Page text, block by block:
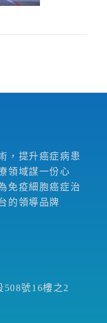
，提升癌症病患
領域謀一份心
免疫細胞癌症治
的領導品牌
508號16樓之2